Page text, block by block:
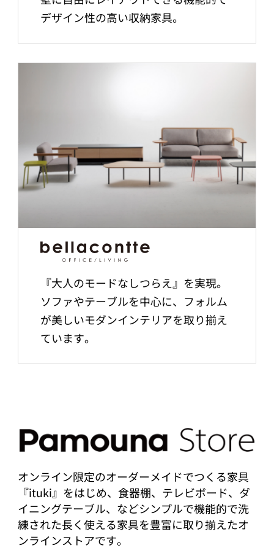
デザイン性の高い収納家具。
『大人のモードなしつらえ』を実現。
ソファやテーブルを中心に、フォルム
が美しいモダンインテリアを取り揃え
ています。
オンライン限定のオーダーメイドでつくる家具
『ituki』をはじめ、食器棚、テレビボード、ダ
イニングテーブル、などシンプルで機能的で洗
練された長く使える家具を豊富に取り揃えたオ
ンラインストアです。